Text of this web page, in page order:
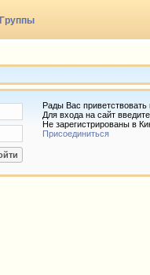
Группы
Рады Вас
Для входа на сайт
Не зарегистрированы в
Присоединиться